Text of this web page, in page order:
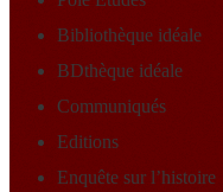
Bibliothèque idéale
BDthèque idéale
Communiqués
Editions
Enquête sur l’histoire